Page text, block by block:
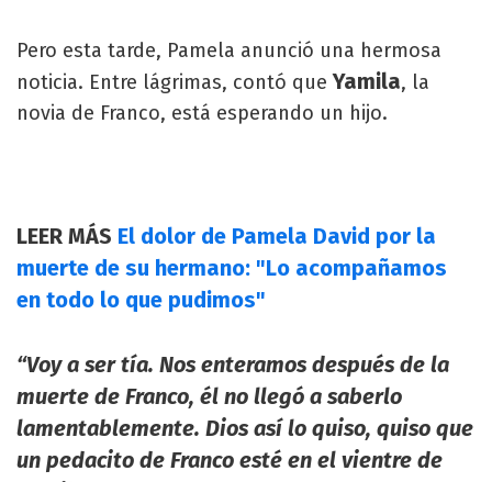
Pero esta tarde, Pamela anunció una hermosa
noticia. Entre lágrimas, contó que Yamila, la
novia de Franco, está esperando un hijo.
LEER MÁS El dolor de Pamela David por la
muerte de su hermano: "Lo acompañamos
en todo lo que pudimos"
“Voy a ser tía. Nos enteramos después de la
muerte de Franco, él no llegó a saberlo
lamentablemente. Dios así lo quiso, quiso que
un pedacito de Franco esté en el vientre de